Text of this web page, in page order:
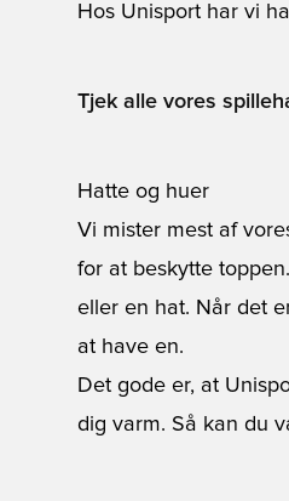
Hos Unisport har vi
Tjek alle vores
Hatte og huer
Vi mister mest af
for at beskytte
eller en hat. Når det
at have en.
Det gode er, at
dig varm. Så kan du